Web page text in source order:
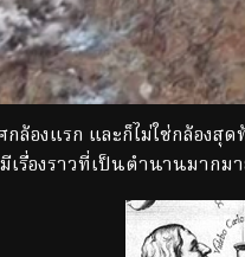
กล้องแรก และก็ไม่ใช่กล้อ
รื่องราวที่เป็นตำนานมากม